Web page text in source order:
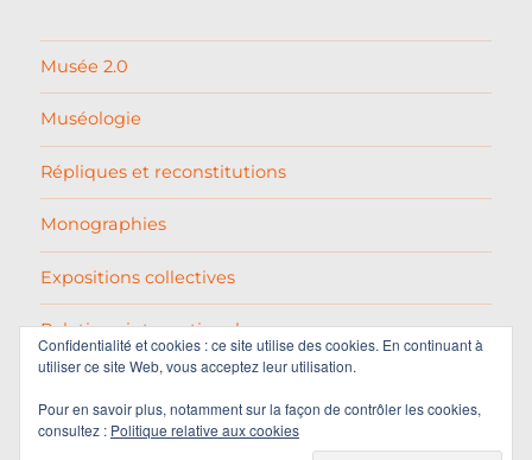
Musée 2.0
Muséologie
Répliques et reconstitutions
Monographies
Expositions collectives
Relations internationales
Varia
Confidentialité et cookies : ce site utilise des cookies. En continuant à
utiliser ce site Web, vous acceptez leur utilisation.
Pour en savoir plus, notamment sur la façon de contrôler les cookies,
consultez : Politique relative aux cookies